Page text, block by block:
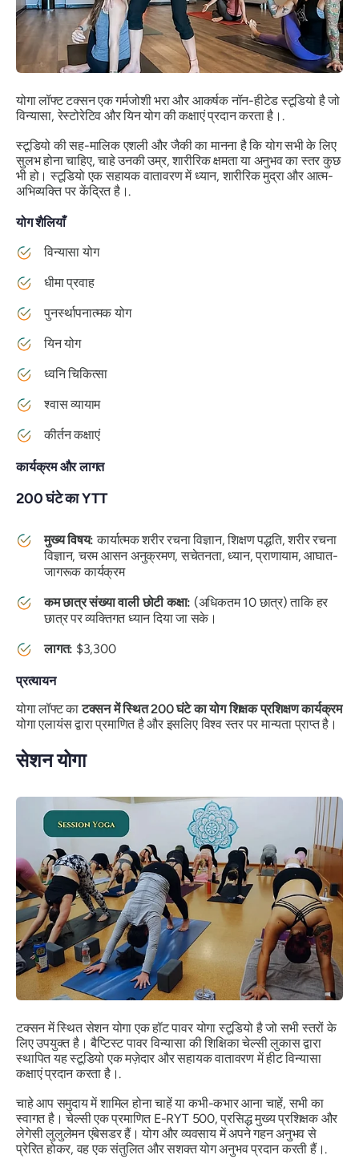
योगा लॉफ्ट टक्सन एक गर्मजोशी भरा और आकर्षक नॉन-हीटेड स्टूडियो है जो
विन्यासा, रेस्टोरेटिव और यिन योग की कक्षाएं प्रदान करता है।.
स्टूडियो की सह-मालिक एशली और जैकी का मानना ​​है कि योग सभी के लिए
सुलभ होना चाहिए, चाहे उनकी उम्र, शारीरिक क्षमता या अनुभव का स्तर कुछ
भी हो। स्टूडियो एक सहायक वातावरण में ध्यान, शारीरिक मुद्रा और आत्म-
अभिव्यक्ति पर केंद्रित है।.
योग शैलियाँ
विन्यासा योग
धीमा प्रवाह
पुनर्स्थापनात्मक योग
यिन योग
ध्वनि चिकित्सा
श्वास व्यायाम
कीर्तन कक्षाएं
कार्यक्रम और लागत
200 घंटे का YTT
मुख्य विषय: कार्यात्मक शरीर रचना विज्ञान, शिक्षण पद्धति, शरीर रचना
विज्ञान, चरम आसन अनुक्रमण, सचेतनता, ध्यान, प्राणायाम, आघात-
जागरूक कार्यक्रम
कम छात्र संख्या वाली छोटी कक्षा: (अधिकतम 10 छात्र) ताकि हर
छात्र पर व्यक्तिगत ध्यान दिया जा सके।
लागत: $3,300
प्रत्यायन
योगा लॉफ्ट काटक्सन में स्थित 200 घंटे का योग शिक्षक प्रशिक्षण कार्यक्रम
योगा एलायंस द्वारा प्रमाणित है और इसलिए विश्व स्तर पर मान्यता प्राप्त है।
सेशन योगा
टक्सन में स्थित सेशन योगा एक हॉट पावर योगा स्टूडियो है जो सभी स्तरों के
लिए उपयुक्त है। बैप्टिस्ट पावर विन्यासा की शिक्षिका चेल्सी लुकास द्वारा
स्थापित यह स्टूडियो एक मज़ेदार और सहायक वातावरण में हीट विन्यासा
कक्षाएं प्रदान करता है।.
चाहे आप समुदाय में शामिल होना चाहें या कभी-कभार आना चाहें, सभी का
स्वागत है। चेल्सी एक प्रमाणित E-RYT 500, प्रसिद्ध मुख्य प्रशिक्षक और
लेगेसी लुलुलेमन एंबेसडर हैं। योग और व्यवसाय में अपने गहन अनुभव से
प्रेरित होकर, वह एक संतुलित और सशक्त योग अनुभव प्रदान करती हैं।.